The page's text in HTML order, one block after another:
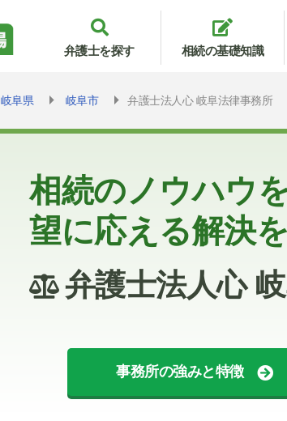
弁護士を探す 相続の基礎知識
岐阜県 岐阜市 弁護士法人心 岐阜法律事務所
相続のノウハウ
望に応える解決
弁護士法人心
事務所の強みと特徴